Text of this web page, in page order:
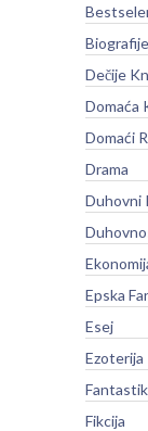
Dečije
Domaća
Domaći
Drama
Duhovni
Epska
Esej
Ezoterija
Fikcija